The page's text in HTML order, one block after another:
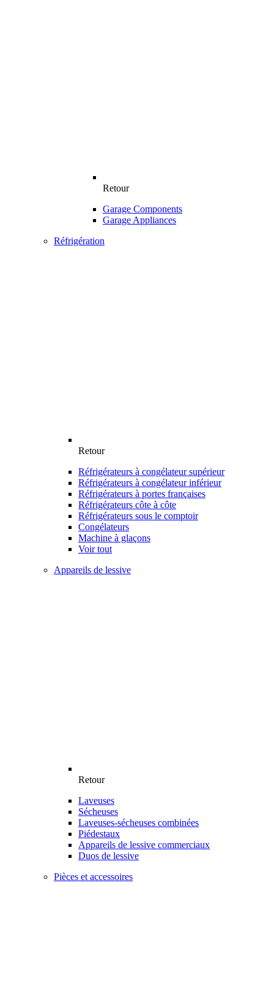
Retour
Garage Components
Garage Appliances
Réfrigération
Retour
Réfrigérateurs à congélateur supérieur
Réfrigérateurs à congélateur inférieur
Réfrigérateurs à portes françaises
Réfrigérateurs côte à côte
Réfrigérateurs sous le comptoir
Congélateurs
Machine à glaçons
Voir tout
Appareils de lessive
Retour
Laveuses
Sécheuses
Laveuses-sécheuses combinées
Piédestaux
Appareils de lessive commerciaux
Duos de lessive
Pièces et accessoires